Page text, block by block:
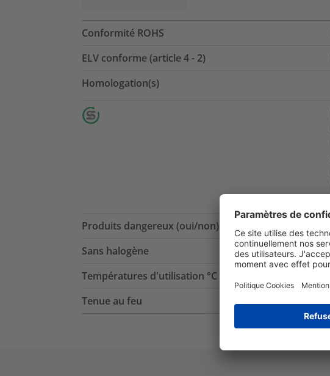
Conformité ROHS
ELV conforme (article 4 - 2)
Homologation(s)
Produits dangereux (oui/non)
Sans halogène
Températures d'utilisation °C
Tenue au feu